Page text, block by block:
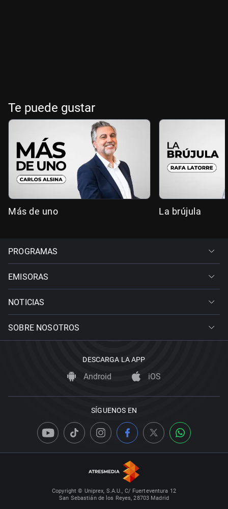
Te puede gustar
Más de uno La brújula
PROGRAMAS
EMISORAS
NOTICIAS
SOBRE NOSOTROS
DESCARGA LA APP
Android iOS
SÍGUENOS EN
Copyright © Uniprex, S.A.U., C/ Fuerteventura 12
San Sebastián de los Reyes, 28703 Madrid